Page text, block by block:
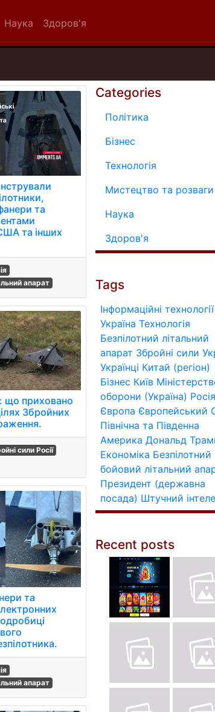
Наука Здоров'я
та
та інших
апарат
що приховано
Збройних
сили Росії
та
апарат
Categories
Політика
Бізнес
Технологія
Мистецтво та розваги
Наука
Здоров'я
Tags
Інформаційні технології
Україна Технологія
Безпілотний літальний
апарат Збройні сили
Українці Китай (регіон)
Бізнес Київ
оборони (Україна)
Європа Європейський
Північна та Південна
Америка Дональд
Економіка Безпілотний
бойовий літальний
Президент (державна
посада) Штучний
Recent posts